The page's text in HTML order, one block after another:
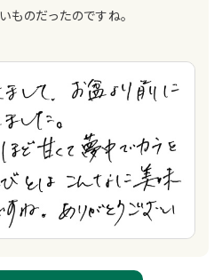
ものだったのですね。